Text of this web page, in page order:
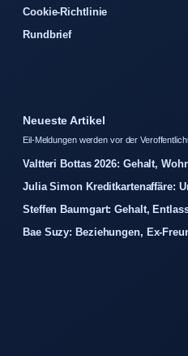
Cookie-Richtlinie
Rundbrief
Neueste Artikel
Eil-Meldungen werden vor der
Valtteri Bottas 2026: Gehalt,
Julia Simon Kreditkartenaffäre:
Steffen Baumgart: Gehalt,
Bae Suzy: Beziehungen, Ex-